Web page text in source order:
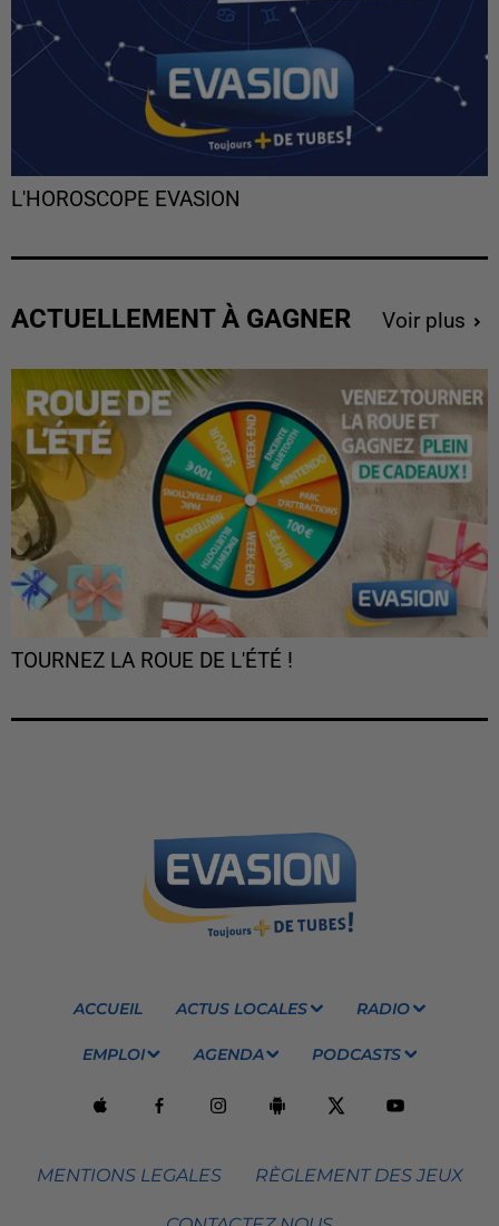
L'HOROSCOPE EVASION
ACTUELLEMENT À GAGNER Voir plus
TOURNEZ LA ROUE DE L'ÉTÉ !
ACCUEIL ACTUS LOCALES RADIO
EMPLOI AGENDA PODCASTS
MENTIONS LEGALES RÈGLEMENT DES JEUX